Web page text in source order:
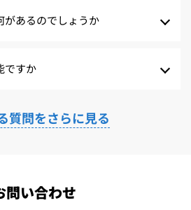
があるのでしょうか
ですか
質問をさらに見る
問い合わせ